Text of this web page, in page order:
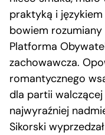
praktyką i językiem
bowiem rozumiany
Platforma
zachowawcza.
romantycznego
dla partii
najwyraźniej
Sikorski